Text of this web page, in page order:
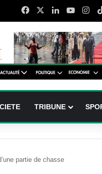
FacebookLinkedin
TRIBUNE
partie de chasse